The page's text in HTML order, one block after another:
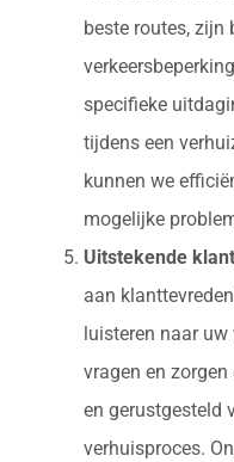
beste routes, zijn
specifieke
tijdens een
kunnen we
mogelijke
Uitstekende
aan
luisteren naar
vragen en
en gerustgesteld
verhuisproces.